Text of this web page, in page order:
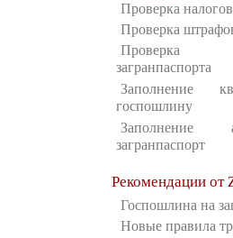
Проверка налогов
Проверка
Проверка
загранпаспорта
Заполнение
госпошлину
загранпаспорт
Рекомендации от
Госпошлина на
Новые правила